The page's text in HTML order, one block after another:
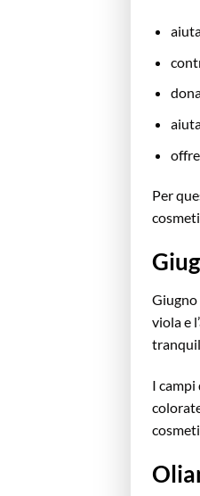
Per
Giugno
viola e
I